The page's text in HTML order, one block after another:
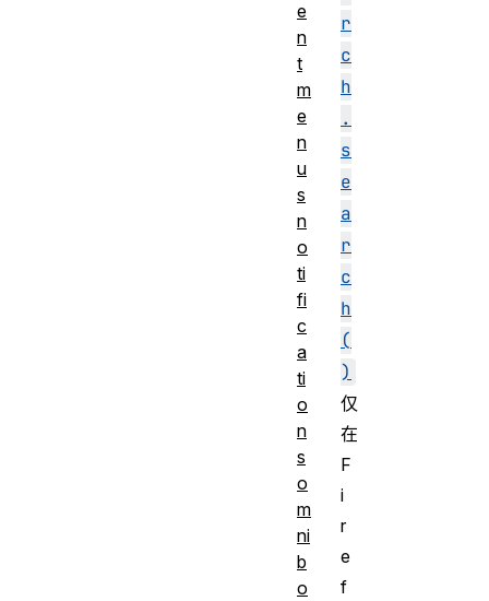
r
c
h
.
s
e
a
r
c
h
(
)
仅
在
F
i
r
e
f
e
n
t
m
e
n
u
s
n
o
ti
fi
c
a
ti
o
n
s
o
m
ni
b
o